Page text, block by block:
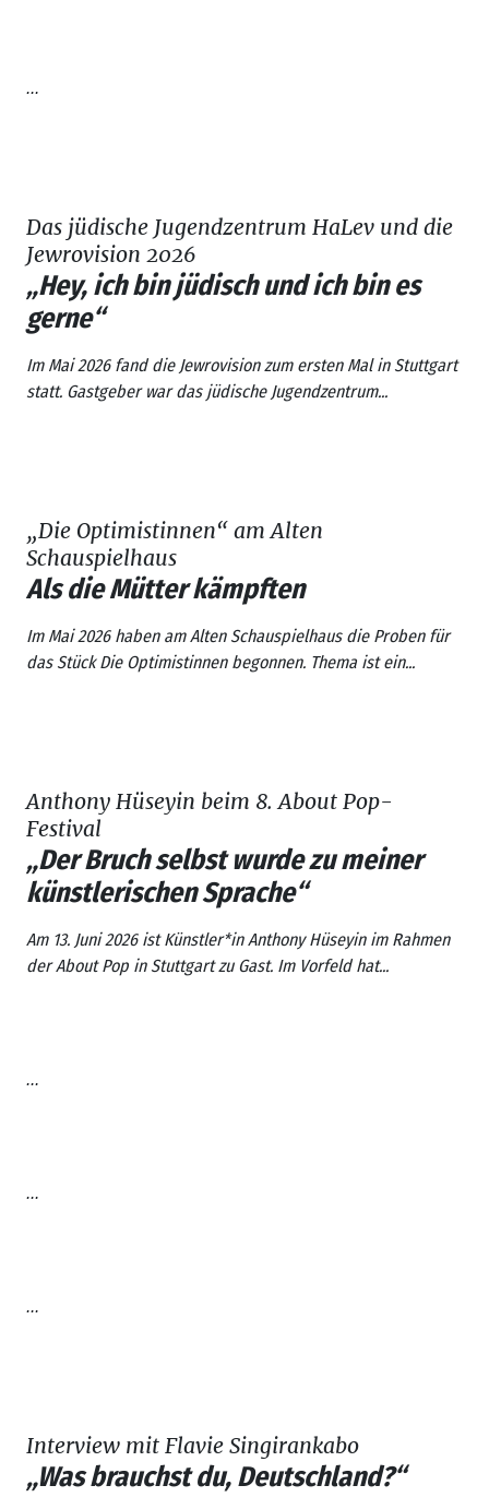
...
Das jüdische Jugendzentrum HaLev und die
Jewrovision 2026
„Hey, ich bin jüdisch und ich bin es
gerne“
Im Mai 2026 fand die Jewrovisionzum ersten Mal in Stuttgart
statt. Gastgeber war das jüdische Jugendzentrum...
„Die Optimistinnen“ am Alten
Schauspielhaus
Als die Mütter kämpften
Im Mai 2026 haben am Alten Schauspielhaus die Proben für
das StückDie Optimistinnen begonnen. Thema ist ein...
Anthony Hüseyin beim 8. About Pop-
Festival
„Der Bruch selbst wurde zu meiner
künstlerischen Sprache“
Am 13. Juni 2026 ist Künstler*in Anthony Hüseyin im Rahmen
derAbout Pop in Stuttgart zu Gast. Im Vorfeld hat...
...
...
...
Interview mit Flavie Singirankabo
„Was brauchst du, Deutschland?“